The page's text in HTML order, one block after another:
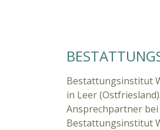
Bestattungsinstitut
in Leer
Ansprechpartner
Bestattungsinstitut